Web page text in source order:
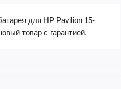
для HP Pavilion 15-
товар с гарантией.